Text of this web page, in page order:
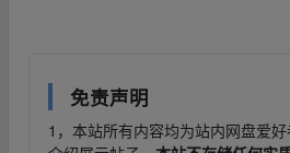
免责声明
1，本站所有内容均为站内网盘爱